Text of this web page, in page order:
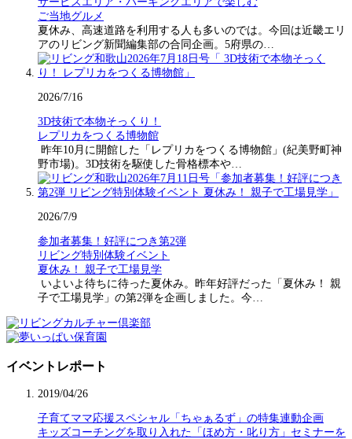
ご当地グルメ
夏休み、高速道路を利用する人も多いのでは。今回は近畿エリ
アのリビング新聞編集部の合同企画。5府県の…
2026/7/16
3D技術で本物そっくり！
レプリカをつくる博物館
昨年10月に開館した「レプリカをつくる博物館」(紀美野町神
野市場)。3D技術を駆使した骨格標本や…
2026/7/9
参加者募集！好評につき第2弾
リビング特別体験イベント
夏休み！ 親子で工場見学
いよいよ待ちに待った夏休み。昨年好評だった「夏休み！ 親
子で工場見学」の第2弾を企画しました。今…
イベントレポート
2019/04/26
子育てママ応援スペシャル「ちゃぁるず」の特集連動企画
キッズコーチングを取り入れた「ほめ方・叱り方」セミナーを